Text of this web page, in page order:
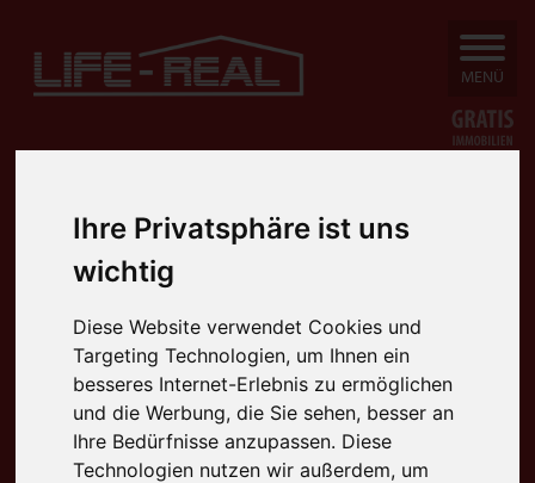
Ihre Privatsphäre ist uns
wichtig
Diese Website verwendet Cookies und
Targeting Technologien, um Ihnen ein
besseres Internet-Erlebnis zu ermöglichen
und die Werbung, die Sie sehen, besser an
Ihre Bedürfnisse anzupassen. Diese
Technologien nutzen wir außerdem, um
MENÜ
SUCHEN